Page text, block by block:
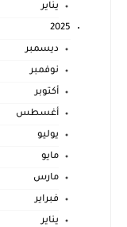
يناير
2025
ديسمبر
نوفمبر
أكتوبر
أغسطس
يوليو
مايو
مارس
فبراير
يناير